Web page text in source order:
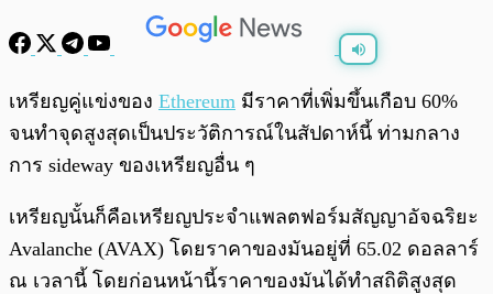
พร้อมเล่น 0:00
เหรียญคู่แข่งของ Ethereum มีราคาที่เพิ่มขึ้นเกือบ 60%
จนทำจุดสูงสุดเป็นประวัติการณ์ในสัปดาห์นี้ ท่ามกลาง
การ sideway ของเหรียญอื่น ๆ
เหรียญนั้นก็คือเหรียญประจำแพลตฟอร์มสัญญาอัจฉริยะ
Avalanche (AVAX) โดยราคาของมันอยู่ที่ 65.02 ดอลลาร์
ณ เวลานี้ โดยก่อนหน้านี้ราคาของมันได้ทำสถิติสูงสุด